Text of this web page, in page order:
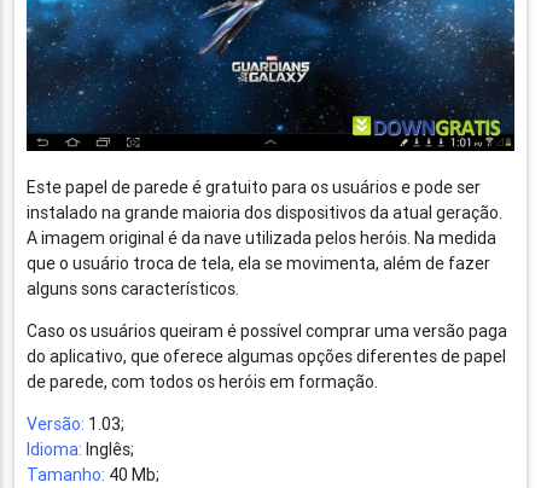
Este papel de parede é gratuito para os usuários e pode ser
instalado na grande maioria dos dispositivos da atual geração.
A imagem original é da nave utilizada pelos heróis. Na medida
que o usuário troca de tela, ela se movimenta, além de fazer
alguns sons característicos.
Caso os usuários queiram é possível comprar uma versão paga
do aplicativo, que oferece algumas opções diferentes de papel
de parede, com todos os heróis em formação.
Versão: 1.03;
Idioma: Inglês;
Tamanho: 40 Mb;